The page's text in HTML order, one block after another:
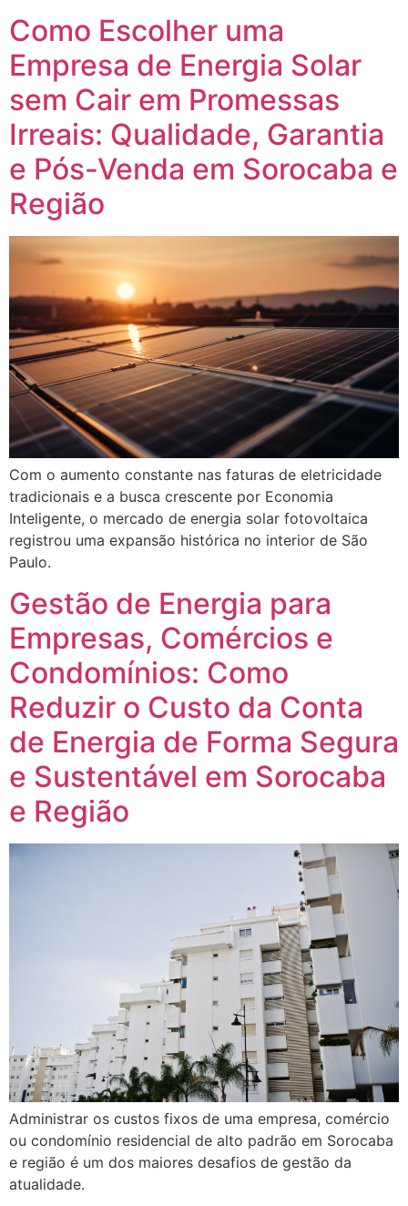
Como Escolher uma
Empresa de Energia Solar
sem Cair em Promessas
Irreais: Qualidade, Garantia
e Pós-Venda em Sorocaba e
Região
Com o aumento constante nas faturas de eletricidade
tradicionais e a busca crescente por Economia
Inteligente, o mercado de energia solar fotovoltaica
registrou uma expansão histórica no interior de São
Paulo.
Gestão de Energia para
Empresas, Comércios e
Condomínios: Como
Reduzir o Custo da Conta
de Energia de Forma Segura
e Sustentável em Sorocaba
e Região
Administrar os custos fixos de uma empresa, comércio
ou condomínio residencial de alto padrão em Sorocaba
e região é um dos maiores desafios de gestão da
atualidade.